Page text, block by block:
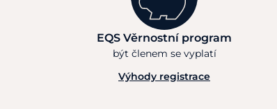
EQS Věrnostní program
být členem se vyplatí
Výhody registrace